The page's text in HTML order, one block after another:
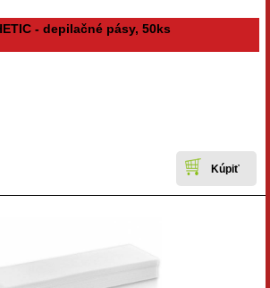
- depilačné pásy, 50ks